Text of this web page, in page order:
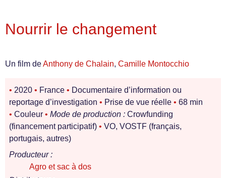
Nourrir le changement
Un film deAnthony de Chalain, Camille Montocchio
• 2020 • France • Documentaire d’information ou
reportage d’investigation • Prise de vue réelle • 68 min
• Couleur • Mode de production : Crowfunding
(financement participatif) • VO, VOSTF (français,
portugais, autres)
Producteur :
Agro et sac à dos